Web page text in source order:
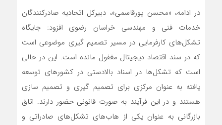
در ادامه، «محسن پورقاسمی»، دبیرکل اتحادیه صادرکنندگان
خدمات فنی و مهندسی خراسان رضوی افزود: جایگاه
تشکل‌های کارفرمایی در مسیر تصمیم گیری موضوعی است
که در سند اقتصاد دیجیتال مغفول مانده است. این در حالی
است که تشکل‌ها در اسناد بالادستی در کشورهای توسعه
یافته به عنوان مرکزی برای تصمیم گیری و تصمیم سازی
هستند و در این فرآیند به صورت قانونی حضور دارند. اتاق
بازرگانی به عنوان یکی از هاب‌های تشکل‌های صادراتی و